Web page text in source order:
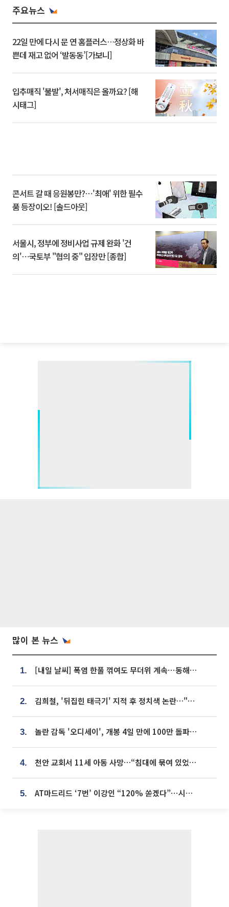
주요뉴스
22일 만에 다시 문 연 홈플러스…정상화 바
쁜데 재고 없어 ‘발동동’[가보니]
입추매직 '불발', 처서매직은 올까요? [해
시태그]
콘서트 갈 때 응원봉만?⋯'최애' 위한 필수
품 등장이오! [솔드아웃]
서울시, 정부에 정비사업 규제 완화 '건
의'⋯국토부 "협의 중" 입장만 [종합]
많이 본 뉴스
1. [내일 날씨] 폭염 한풀 꺾여도 무더위 계속⋯동해안 이틀 연속 비
2. 김희철, '뒤집힌 태극기' 지적 후 정치색 논란…"좌우 떠나 우리나라 국기"
3. 놀란 감독 '오디세이', 개봉 4일 만에 100만 돌파⋯'왕사남' 보다 빠르다
4. 천안 교회서 11세 아동 사망…“침대에 묶여 있었다” 진술 확보
5. AT마드리드 ‘7번’ 이강인 “120% 쏟겠다”⋯시메오네 감독 “필요한 선수”